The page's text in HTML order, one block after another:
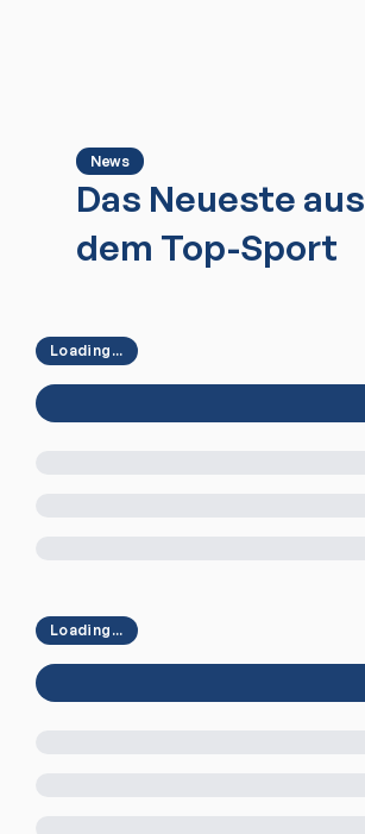
News
Das Neueste aus
dem Top-Sport
Loading...
Loading...